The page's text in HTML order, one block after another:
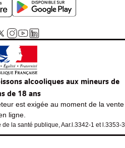
alcooliques aux mineurs de
de 18 ans
est exigée au moment de la vente
ligne.
de la santé publique, Aar.l.3342-1 et l.3353-3